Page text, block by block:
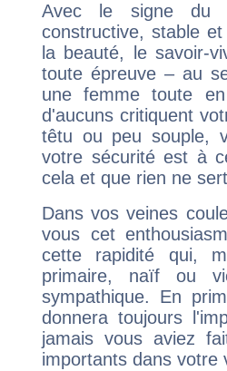
Avec le signe du
constructive, stable
la beauté, le savoir-
toute épreuve – au
une femme toute
d'aucuns critiquent
têtu ou peu souple,
votre sécurité est à
cela et que rien ne
Dans vos veines
vous cet
cette rapidité qui,
primaire, naïf ou
sympathique. En
donnera toujours
jamais vous aviez
importants dans votre